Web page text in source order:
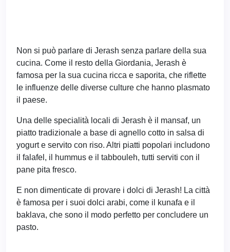
Non si può parlare di Jerash senza parlare della sua
cucina. Come il resto della Giordania, Jerash è
famosa per la sua cucina ricca e saporita, che riflette
le influenze delle diverse culture che hanno plasmato
il paese.
Una delle specialità locali di Jerash è il mansaf, un
piatto tradizionale a base di agnello cotto in salsa di
yogurt e servito con riso. Altri piatti popolari includono
il falafel, il hummus e il tabbouleh, tutti serviti con il
pane pita fresco.
E non dimenticate di provare i dolci di Jerash! La città
è famosa per i suoi dolci arabi, come il kunafa e il
baklava, che sono il modo perfetto per concludere un
pasto.